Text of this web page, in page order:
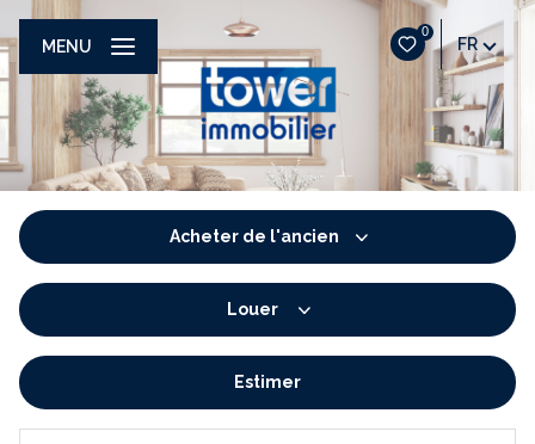
0
FR
MENU
Acheter de l'ancien
De l'immo pro
Louer
De l'immo pro
Estimer